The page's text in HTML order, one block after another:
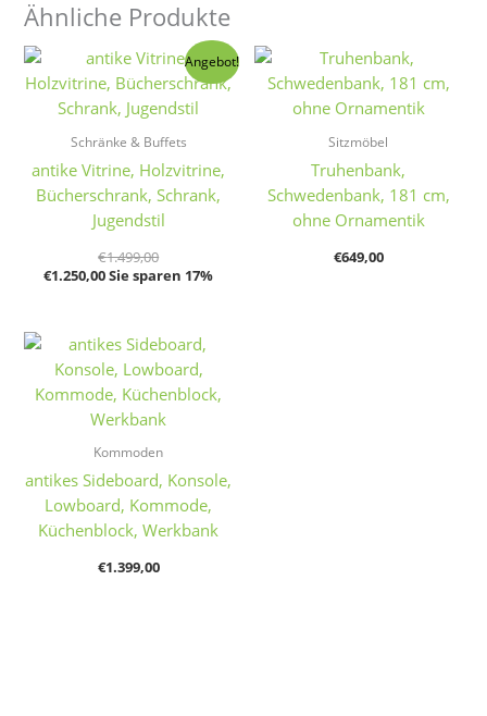
Ähnliche Produkte
Angebot!
Schränke & Buffets
antike Vitrine, Holzvitrine,
Bücherschrank, Schrank,
Jugendstil
€1.499,00
€1.250,00Sie sparen 17%
Sitzmöbel
Truhenbank,
Schwedenbank, 181 cm,
ohne Ornamentik
€649,00
Kommoden
antikes Sideboard, Konsole,
Lowboard, Kommode,
Küchenblock, Werkbank
€1.399,00